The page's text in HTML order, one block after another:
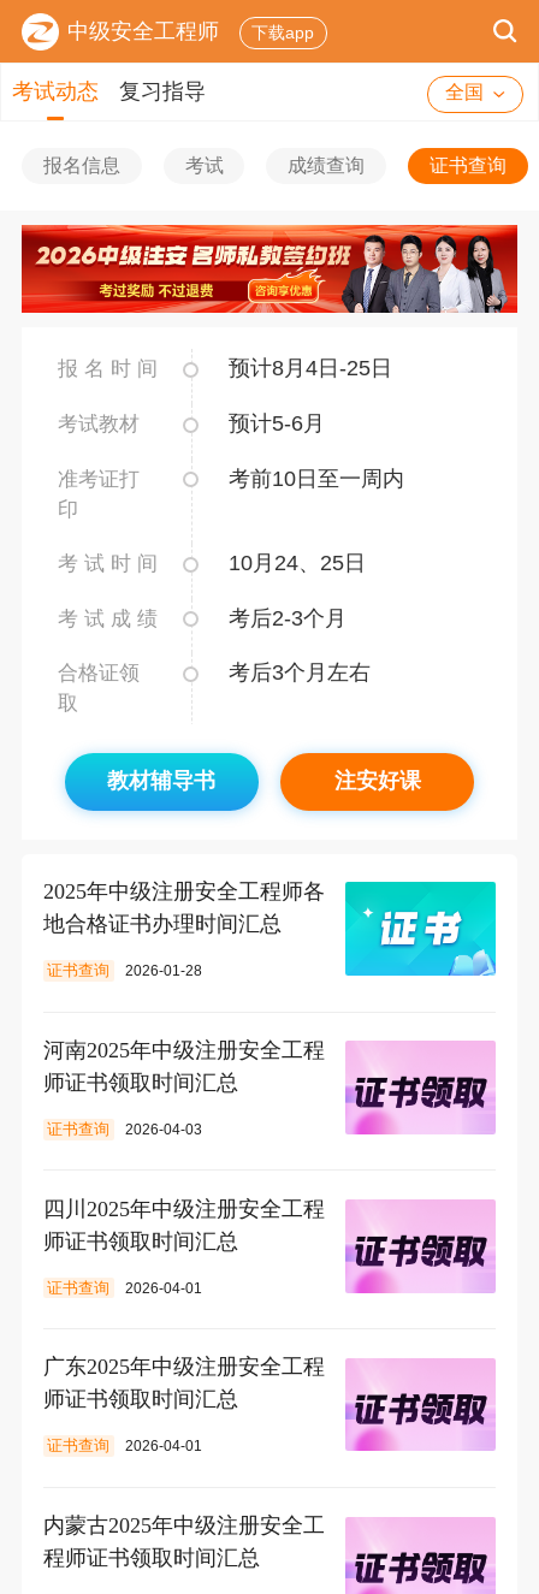
中级安全工程师 下载app
考试动态 复习指导 全国
报名信息 考试 成绩查询 证书查询
报 名 时 间 预计8月4日-25日
考试教材 预计5-6月
准考证打
印
考前10日至一周内
考 试 时 间 10月24、25日
考 试 成 绩 考后2-3个月
合格证领
取
考后3个月左右
教材辅导书 注安好课
2025年中级注册安全工程师各
地合格证书办理时间汇总
证书查询 2026-01-28
河南2025年中级注册安全工程
师证书领取时间汇总
证书查询 2026-04-03
四川2025年中级注册安全工程
师证书领取时间汇总
证书查询 2026-04-01
广东2025年中级注册安全工程
师证书领取时间汇总
证书查询 2026-04-01
内蒙古2025年中级注册安全工
程师证书领取时间汇总